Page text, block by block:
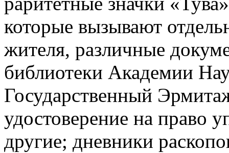
которые вызывают
жителя, различные
библиотеки Академии
Государственный
удостоверение на право
другие; дневники